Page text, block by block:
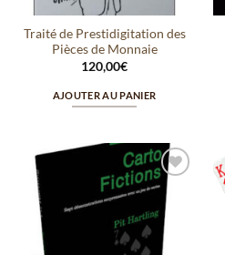
Traité de Prestidigitation des
Pièces de Monnaie
120,00€
AJOUTER AU PANIER
Ajouter
à la
wishlist